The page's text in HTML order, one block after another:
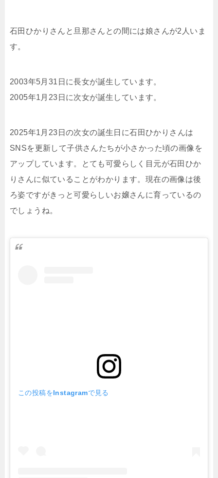
石田ひかりさんと旦那さんとの間には娘さんが2人いま
す。
2003年5月31日に長女が誕生しています。
2005年1月23日に次女が誕生しています。
2025年1月23日の次女の誕生日に石田ひかりさんは
SNSを更新して子供さんたちが小さかった頃の画像を
アップしています。とても可愛らしく目元が石田ひか
りさんに似ていることがわかります。現在の画像は後
ろ姿ですがきっと可愛らしいお嬢さんに育っているの
でしょうね。
この投稿をInstagramで見る